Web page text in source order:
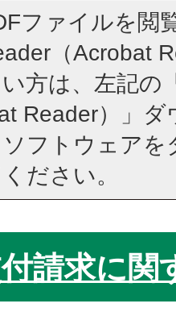
ファイルを閲
（Acrobat
方は、左記の
Reader）」
フトウェア
ださい。
請求に関